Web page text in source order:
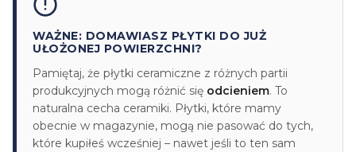
WAŻNE: DOMAWIASZ PŁYTKI DO JUŻ
UŁOŻONEJ POWIERZCHNI?
Pamiętaj, że płytki ceramiczne z różnych partii
produkcyjnych mogą różnić się odcieniem. To
naturalna cecha ceramiki. Płytki, które mamy
obecnie w magazynie, mogą nie pasować do tych,
które kupiłeś wcześniej – nawet jeśli to ten sam